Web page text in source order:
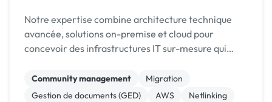
Notre expertise combine architecture technique
avancée, solutions on-premise et cloud pour
concevoir des infrastructures IT sur-mesure qui
accompagnons les entrepri
Community management
Migration
Gestion de documents (GED)
AWS
Netlinking